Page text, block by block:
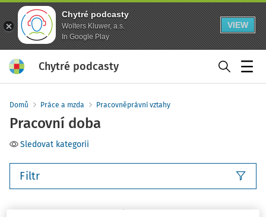
Chytré podcasty
Wolters Kluwer, a.s.
In Google Play
VIEW
Chytré podcasty
Domů Práce a mzda Pracovněprávní vztahy
Pracovní doba
Sledovat kategorii
Filtr